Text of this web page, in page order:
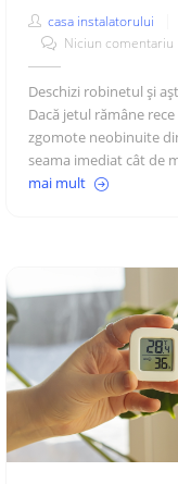
casa instalatorului
Niciun comentariu
Deschizi robinetul și
Dacă jetul rămâne rece
zgomote neobinuite
seama imediat cât de
mai mult